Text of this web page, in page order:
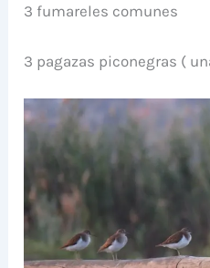
3 fumareles comunes
3 pagazas piconegras (